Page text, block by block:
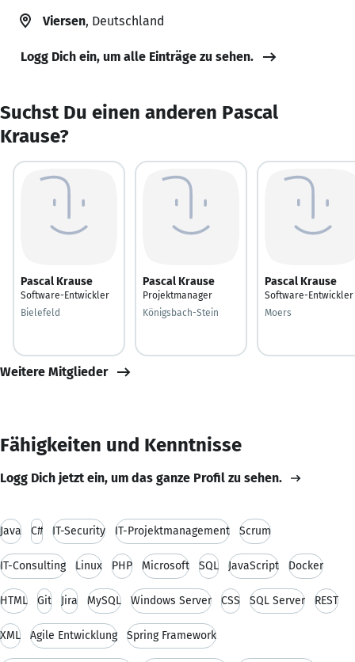
Viersen, Deutschland
Logg Dich ein, um alle Einträge zu sehen.
Suchst Du einen anderen Pascal
Krause?
Pascal Krause
Software-Entwickler
Bielefeld
Pascal Krause
Projektmanager
Königsbach-Stein
Pascal Krause
Software-Entwickler
Moers
Weitere Mitglieder
Fähigkeiten und Kenntnisse
Logg Dich jetzt ein, um das ganze Profil zu sehen.
Java C# IT-Security IT-Projektmanagement Scrum
IT-Consulting Linux PHP Microsoft SQL JavaScript Docker
HTML Git Jira MySQL Windows Server CSS SQL Server REST
XML Agile Entwicklung Spring Framework